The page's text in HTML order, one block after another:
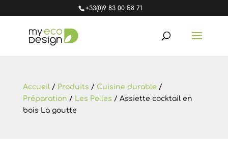
+33(0)9 83 00 58 71
Accueil/ Produits / Cuisine durable /
Préparation / Les Pelles / Assiette cocktail en
bois La goutte